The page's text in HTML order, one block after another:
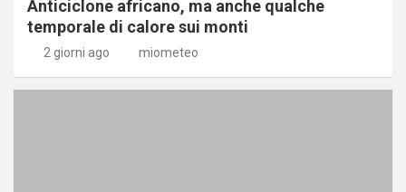
Anticiclone africano, ma anche qualche
temporale di calore sui monti
2 giorni ago miometeo